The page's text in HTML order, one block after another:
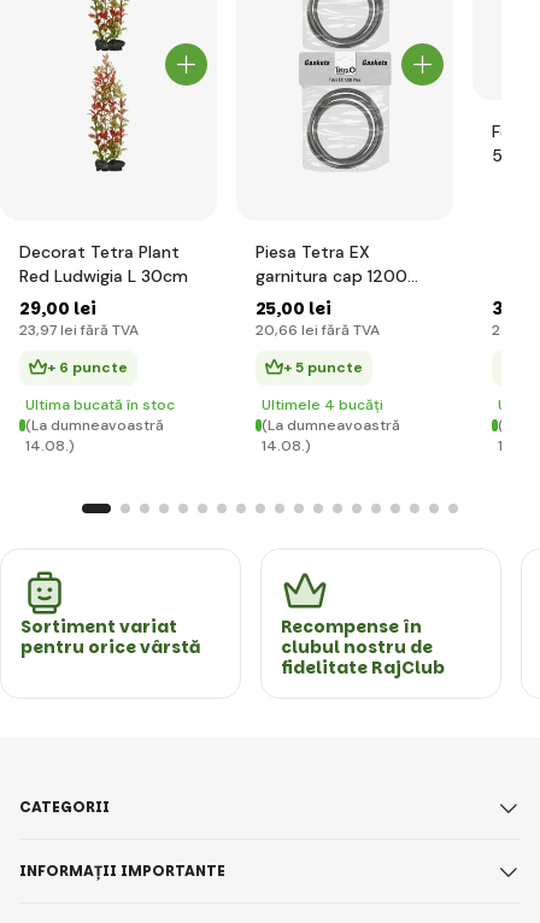
Decorat Tetra Plant
Red Ludwigia L 30cm
29,00 lei
23,97 lei fără TVA
+ 6 puncte
Ultima bucată în stoc
(La dumneavoastră
14.08.)
Piesa Tetra EX
garnitura cap 1200
Plus
25,00 lei
20,66 lei fără TVA
+ 5 puncte
Ultimele 4 bucăți
(La dumneavoastră
14.08.)
Feed
34
28
(La
Sortiment variat
pentru orice vârstă
Recompense în
clubul nostru de
fidelitate RajClub
CATEGORII
INFORMAȚII IMPORTANTE